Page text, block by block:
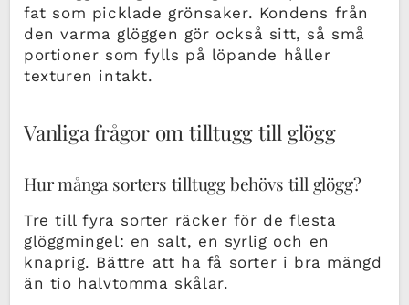
fat som picklade grönsaker. Kondens från
den varma glöggen gör också sitt, så små
portioner som fylls på löpande håller
texturen intakt.
Vanliga frågor om tilltugg till glögg
Hur många sorters tilltugg behövs till glögg?
Tre till fyra sorter räcker för de flesta
glöggmingel: en salt, en syrlig och en
knaprig. Bättre att ha få sorter i bra mängd
än tio halvtomma skålar.